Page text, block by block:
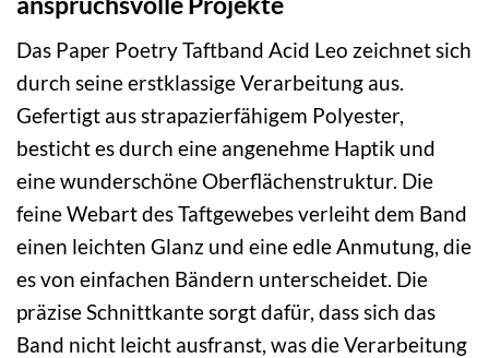
Das Paper Poetry Taftband Acid Leo zeichnet sich
durch seine erstklassige Verarbeitung aus.
Gefertigt aus strapazierfähigem Polyester,
besticht es durch eine angenehme Haptik und
eine wunderschöne Oberflächenstruktur. Die
feine Webart des Taftgewebes verleiht dem Band
einen leichten Glanz und eine edle Anmutung, die
es von einfachen Bändern unterscheidet. Die
präzise Schnittkante sorgt dafür, dass sich das
Band nicht leicht ausfranst, was die Verarbeitung